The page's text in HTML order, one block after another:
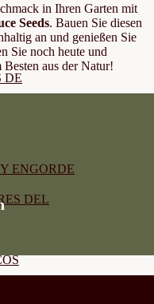
DE
ENGORDE
DEL
in Ihren Garten mit
Seeds. Bauen Sie diesen
an und genießen Sie
Sie noch heute und
aus der Natur!